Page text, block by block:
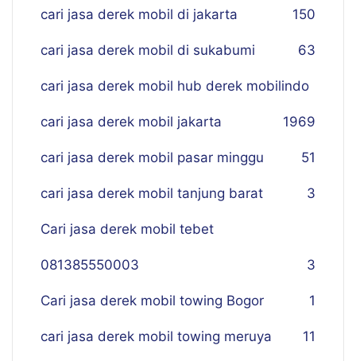
cari jasa derek mobil di jakarta 150
cari jasa derek mobil di sukabumi 63
cari jasa derek mobil hub derek mobilindo
69
cari jasa derek mobil jakarta 19
cari jasa derek mobil pasar minggu 51
cari jasa derek mobil tanjung barat 3
Cari jasa derek mobil tebet
081385550003 3
Cari jasa derek mobil towing Bogor 1
cari jasa derek mobil towing meruya 11